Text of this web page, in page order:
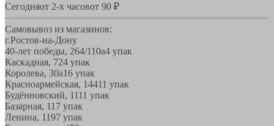
Сегодняот 2-х часовот 90 ₽
Самовывоз из магазинов:
г.Ростов-на-Дону
40-лет победы, 264/110а4 упак
Каскадная, 724 упак
Королева, 30а16 упак
Красноармейская, 14411 упак
Будённовский, 1111 упак
Базарная, 11 7 упак
Ленина, 1197 упак